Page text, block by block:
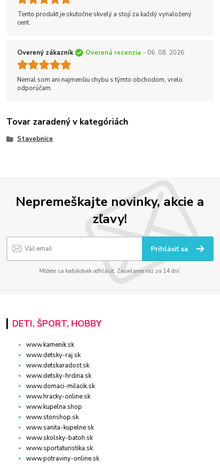
Tento produkt je skutočne skvelý a stojí za každý vynaložený
cent.
Overený zákazník Overená recenzia - 06. 08. 2026
Nemal som ani najmenšiu chybu s týmto obchodom, vrelo
odporúčam.
Tovar zaradený v kategóriách
Stavebnice
Nepremeškajte novinky, akcie a
zľavy!
Prihlásiť sa
Môžete sa kedykoľvek odhlásiť. Zasielame raz za 14 dní.
DETI, ŠPORT, HOBBY
www.kamenik.sk
www.detsky-raj.sk
www.detskaradost.sk
www.detsky-hrdina.sk
www.domaci-milacik.sk
www.hracky-online.sk
www.kupelna.shop
www.stonshop.sk
www.sanita-kupelne.sk
www.skolsky-batoh.sk
www.sportaturistika.sk
www.potraviny-online.sk